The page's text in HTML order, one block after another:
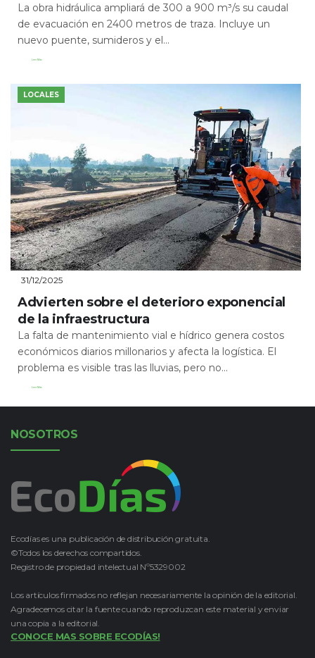
La obra hidráulica ampliará de 300 a 900 m³/s su caudal
de evacuación en 2400 metros de traza. Incluye un
nuevo puente, sumideros y el...
Leer Más
LOCALES
31/12/2025
Advierten sobre el deterioro exponencial
de la infraestructura
La falta de mantenimiento vial e hídrico genera costos
económicos diarios millonarios y afecta la logística. El
problema es visible tras las lluvias, pero no...
Leer Más
NOSOTROS
Ecodías es una publicación de distribución gratuita.
©Todos los derechos compartidos.
Registro de propiedad intelectual Nº5329002
Los artículos firmados no reflejan necesariamente la opinión de la editorial.
Agradecemos citar la fuente cuando reproduzcan este material y enviar
una copia a la editorial.
CONOCE MAS SOBRE ECODÍAS!